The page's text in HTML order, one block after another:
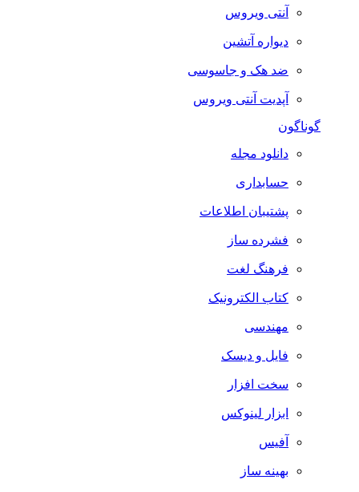
آنتی ویروس
دیواره آتشین
ضد هک و جاسوسی
آپدیت آنتی ویروس
گوناگون
دانلود مجله
حسابداری
پشتیبان اطلاعات
فشرده ساز
فرهنگ لغت
کتاب الکترونیک
مهندسی
فایل و دیسک
سخت افزار
ابزار لینوکس
آفیس
بهینه ساز